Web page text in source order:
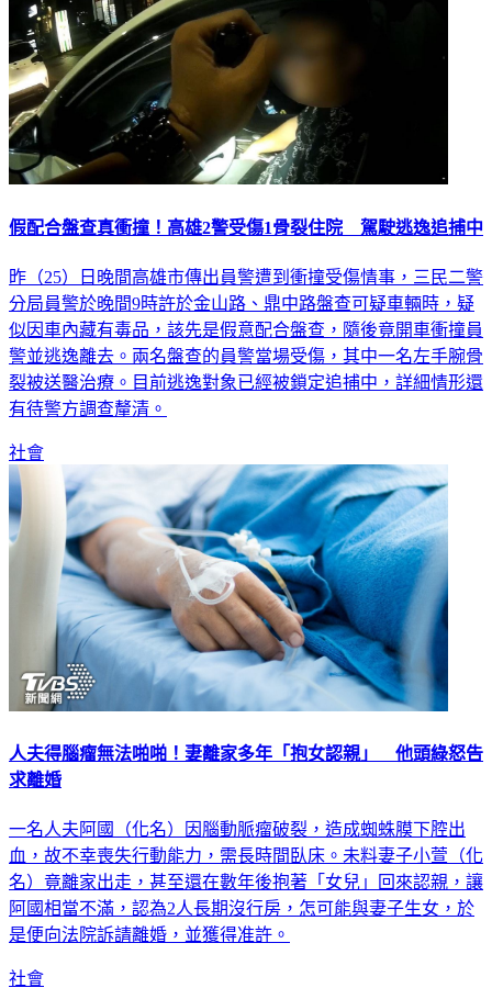
假配合盤查真衝撞！高雄2警受傷1骨裂住院 駕駛逃逸追捕中
昨（25）日晚間高雄市傳出員警遭到衝撞受傷情事，三民二警
分局員警於晚間9時許於金山路、鼎中路盤查可疑車輛時，疑
似因車內藏有毒品，該先是假意配合盤查，隨後竟開車衝撞員
警並逃逸離去。兩名盤查的員警當場受傷，其中一名左手腕骨
裂被送醫治療。目前逃逸對象已經被鎖定追捕中，詳細情形還
有待警方調查釐清。
社會
人夫得腦瘤無法啪啪！妻離家多年「抱女認親」 他頭綠怒告
求離婚
一名人夫阿國（化名）因腦動脈瘤破裂，造成蜘蛛膜下腔出
血，故不幸喪失行動能力，需長時間臥床。未料妻子小萱（化
名）竟離家出走，甚至還在數年後抱著「女兒」回來認親，讓
阿國相當不滿，認為2人長期沒行房，怎可能與妻子生女，於
是便向法院訴請離婚，並獲得准許。
社會